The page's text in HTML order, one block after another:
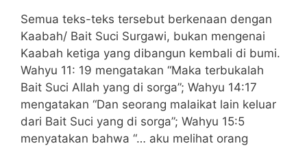
Semua teks-teks tersebut berkenaan dengan
Kaabah/ Bait Suci Surgawi, bukan mengenai
Kaabah ketiga yang dibangun kembali di bumi.
Wahyu 11: 19 mengatakan “Maka terbukalah
Bait Suci Allah yang di sorga”; Wahyu 14:17
mengatakan “Dan seorang malaikat lain keluar
dari Bait Suci yang di sorga”; Wahyu 15:5
menyatakan bahwa “… aku melihat orang